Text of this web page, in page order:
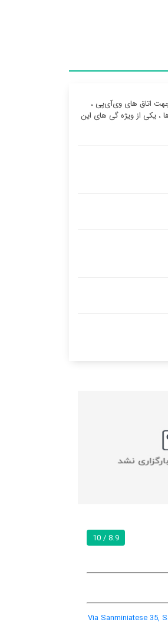
اتاق های وی‌آی‌پی ،
، یکی از ویژه گی های این
Via Gargozzi, 30, San Miniato, San Miniato,